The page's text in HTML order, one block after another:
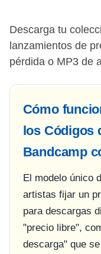
Descarga tu
lanzamientos de
pérdida o MP3 de
Cómo
los Códigos
Bandcamp
El modelo único
artistas fijar un
para descargas
"precio libre",
descarga" que